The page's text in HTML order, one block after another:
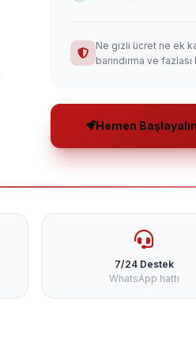
Ne gizli ücret ne ek
barındırma ve
Hemen
7/24 Destek
WhatsApp hattı